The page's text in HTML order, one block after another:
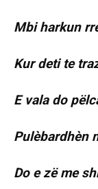
Mbi harkun
Kur deti te
E vala do
Pulèbardhèn
Do e zë me